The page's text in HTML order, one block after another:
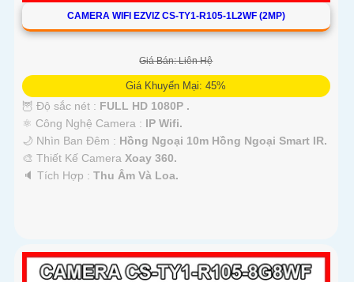
CAMERA WIFI EZVIZ CS-TY1-R105-1L2WF (2MP)
Giá Bán: Liên Hệ
Giá Khuyến Mại: 45%
🦉 Độ sắc nét : FULL HD 1080P .
⚛️ Công Nghệ Camera : IP Wifi.
🌙 Nhìn Ban Đêm : Hồng Ngoại 10m Hồng Ngoại Smart IR.
🎨 Thiết Kế Camera Xoay 360.
️🔈 Tích Hợp : Thu Âm Và Loa.